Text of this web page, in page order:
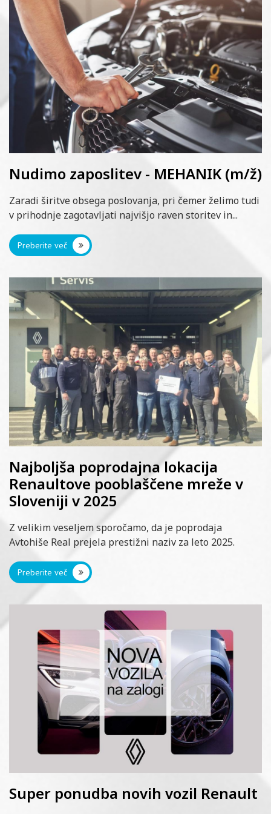
Nudimo zaposlitev - MEHANIK (m/ž)
Zaradi širitve obsega poslovanja, pri čemer želimo tudi
v prihodnje zagotavljati najvišjo raven storitev in...
Preberite več
Najboljša poprodajna lokacija
Renaultove pooblaščene mreže v
Sloveniji v 2025
Z velikim veseljem sporočamo, da je poprodaja
Avtohiše Real prejela prestižni naziv za leto 2025.
Preberite več
Super ponudba novih vozil Renault